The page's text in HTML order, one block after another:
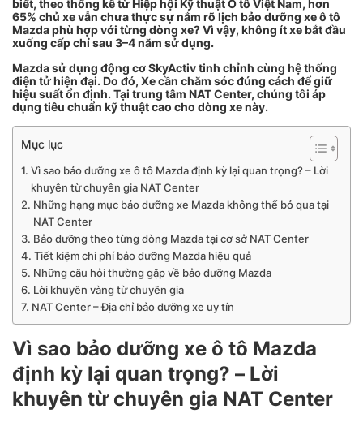
biết, theo thống kê từ Hiệp hội Kỹ thuật Ô tô Việt Nam, hơn
65% chủ xe vẫn chưa thực sự nắm rõ lịch bảo dưỡng xe ô tô
Mazda phù hợp với từng dòng xe? Vì vậy, không ít xe bắt đầu
xuống cấp chỉ sau 3–4 năm sử dụng.
Mazda sử dụng động cơ SkyActiv tinh chỉnh cùng hệ thống
điện tử hiện đại. Do đó, Xe cần chăm sóc đúng cách để giữ
hiệu suất ổn định. Tại trung tâm NAT Center, chúng tôi áp
dụng tiêu chuẩn kỹ thuật cao cho dòng xe này.
Mục lục
Vì sao bảo dưỡng xe ô tô Mazda định kỳ lại quan trọng? – Lời
khuyên từ chuyên gia NAT Center
Những hạng mục bảo dưỡng xe Mazda không thể bỏ qua tại
NAT Center
Bảo dưỡng theo từng dòng Mazda tại cơ sở NAT Center
Tiết kiệm chi phí bảo dưỡng Mazda hiệu quả
Những câu hỏi thường gặp về bảo dưỡng Mazda
Lời khuyên vàng từ chuyên gia
NAT Center – Địa chỉ bảo dưỡng xe uy tín
Vì sao bảo dưỡng xe ô tô Mazda
định kỳ lại quan trọng? – Lời
khuyên từ chuyên gia NAT Center